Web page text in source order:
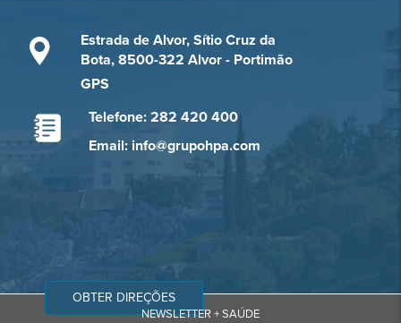
Estrada de Alvor, Sítio Cruz da
Bota, 8500-322 Alvor - Portimão
GPS
Telefone: 282 420 400
Email: info@grupohpa.com
OBTER DIREÇÕES
NEWSLETTER + SAÚDE